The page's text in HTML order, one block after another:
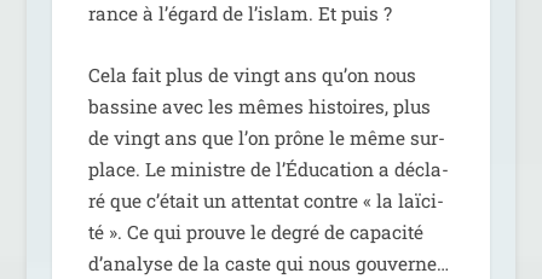
rance à l’é­gard de l’is­lam. Et puis ?
Cela fait plus de vingt ans qu’on nous
bas­sine avec les mêmes his­toires, plus
de vingt ans que l’on prône le même sur-
place. Le ministre de l’Éducation a décla­
ré que c’é­tait un atten­tat contre « la laï­ci­
té ». Ce qui prouve le degré de capa­ci­té
d’a­na­lyse de la caste qui nous gouverne…